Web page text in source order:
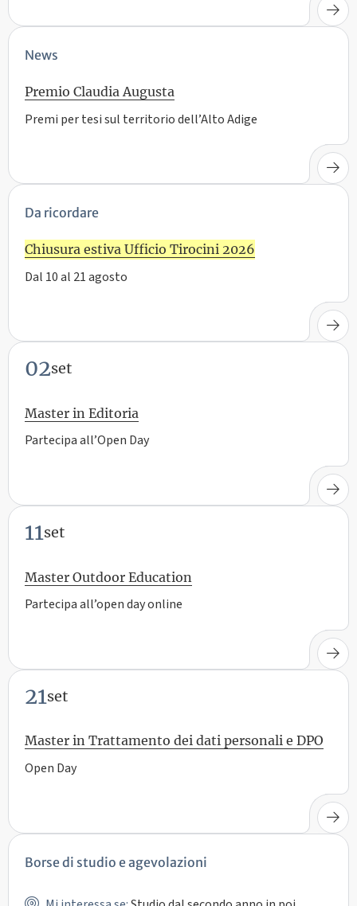
News
Premio Claudia Augusta
Premi per tesi sul territorio dell’Alto Adige
Da ricordare
Chiusura estiva Ufficio Tirocini 2026
Dal 10 al 21 agosto
02set
Master in Editoria
Partecipa all’Open Day
11set
Master Outdoor Education
Partecipa all’open day online
21set
Master in Trattamento dei dati personali e DPO
Open Day
Borse di studio e agevolazioni